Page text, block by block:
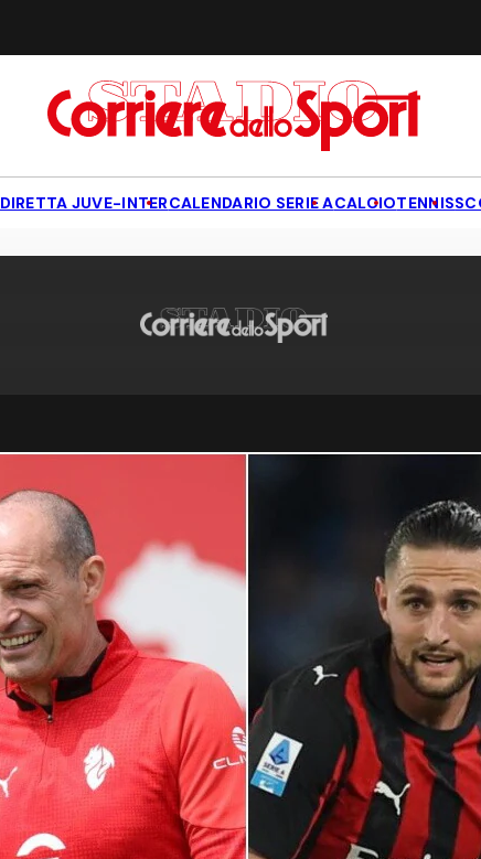
DIRETTA JUVE-INTERCALENDARIO SERIE ACALCIOTENNIS